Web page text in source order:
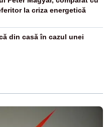
la criza energetică
din casă în cazul unei